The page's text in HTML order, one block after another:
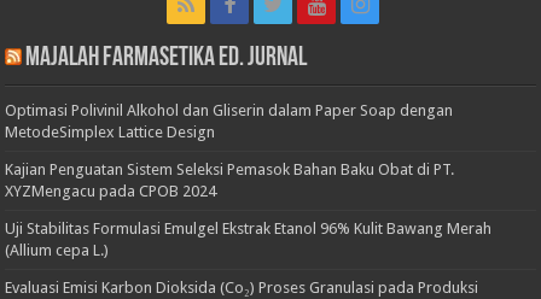
Majalah Farmasetika Ed. Jurnal
Optimasi Polivinil Alkohol dan Gliserin dalam Paper Soap dengan
MetodeSimplex Lattice Design
Kajian Penguatan Sistem Seleksi Pemasok Bahan Baku Obat di PT.
XYZMengacu pada CPOB 2024
Uji Stabilitas Formulasi Emulgel Ekstrak Etanol 96% Kulit Bawang Merah
(Allium cepa L.)
Evaluasi Emisi Karbon Dioksida (Co₂) Proses Granulasi pada Produksi